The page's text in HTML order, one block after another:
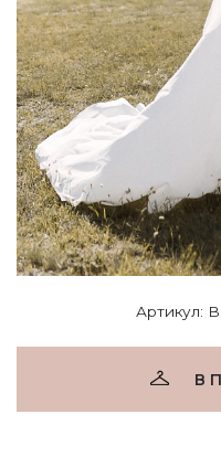
Артикул:
В